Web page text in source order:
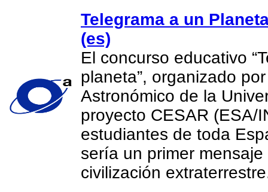
Telegrama a un
(es)
El concurso educativo
planeta”, organizado
Astronómico de la
proyecto CESAR (ESA/
estudiantes de toda
sería un primer
civilización